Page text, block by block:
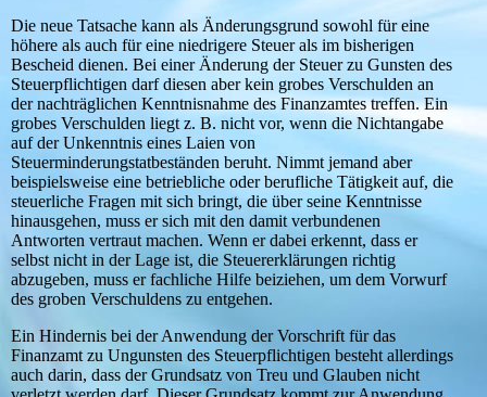
Die neue Tatsache kann als Änderungsgrund sowohl für eine
höhere als auch für eine niedrigere Steuer als im bisherigen
Bescheid dienen. Bei einer Änderung der Steuer zu Gunsten des
Steuerpflichtigen darf diesen aber kein grobes Verschulden an
der nachträglichen Kenntnisnahme des Finanzamtes treffen. Ein
grobes Verschulden liegt z. B. nicht vor, wenn die Nichtangabe
auf der Unkenntnis eines Laien von
Steuerminderungstatbeständen beruht. Nimmt jemand aber
beispielsweise eine betriebliche oder berufliche Tätigkeit auf, die
steuerliche Fragen mit sich bringt, die über seine Kenntnisse
hinausgehen, muss er sich mit den damit verbundenen
Antworten vertraut machen. Wenn er dabei erkennt, dass er
selbst nicht in der Lage ist, die Steuererklärungen richtig
abzugeben, muss er fachliche Hilfe beiziehen, um dem Vorwurf
des groben Verschuldens zu entgehen.
Ein Hindernis bei der Anwendung der Vorschrift für das
Finanzamt zu Ungunsten des Steuerpflichtigen besteht allerdings
auch darin, dass der Grundsatz von Treu und Glauben nicht